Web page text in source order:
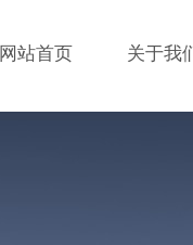
网站首页 关于我